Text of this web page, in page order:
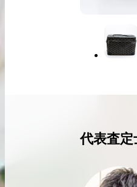
代表査